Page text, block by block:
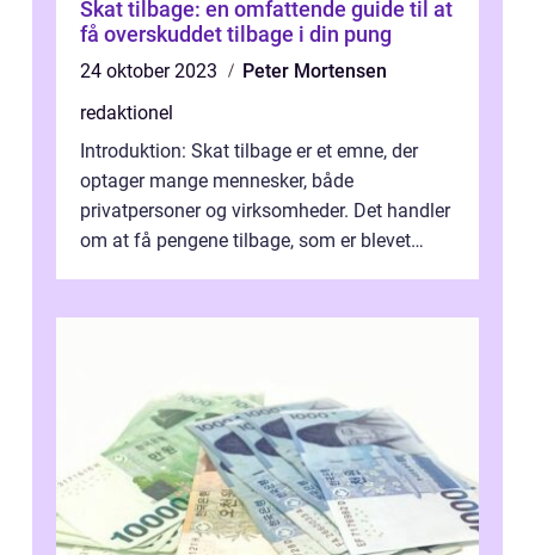
Skat tilbage: en omfattende guide til at
få overskuddet tilbage i din pung
24 oktober 2023
Peter Mortensen
redaktionel
Introduktion: Skat tilbage er et emne, der
optager mange mennesker, både
privatpersoner og virksomheder. Det handler
om at få pengene tilbage, som er blevet